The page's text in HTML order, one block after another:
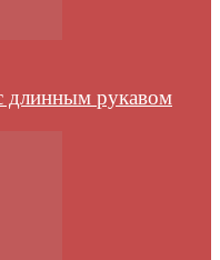
рукавом